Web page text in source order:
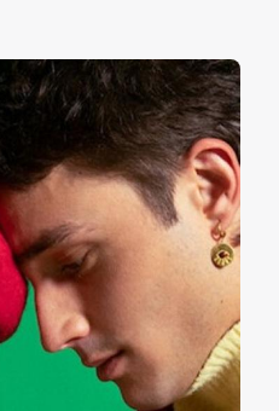
im Vergleich zu dem,
verwandeln sich
Bestien und wollen
ist die
Kaum wie eine
geflitzt, findet man sich
auf dem
die Ursache des